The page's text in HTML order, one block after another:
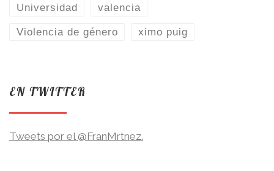
Universidad valencia
Violencia de género ximo puig
EN TWITTER
Tweets por el @FranMrtnez.